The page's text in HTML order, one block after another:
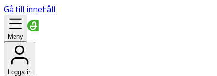
Gå till innehåll
Meny
Logga in